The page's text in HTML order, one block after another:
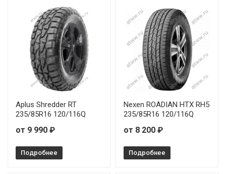
Aplus Shredder RT
235/85R16 120/116Q
от 9 990 ₽
Подробнее
Nexen ROADIAN HTX RH5
235/85R16 120/116Q
от 8 200 ₽
Подробнее